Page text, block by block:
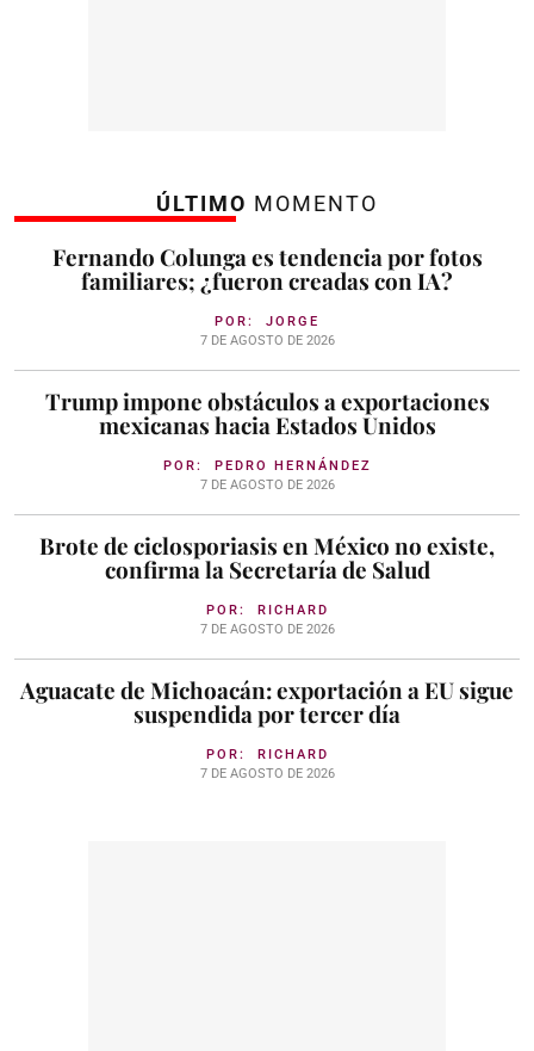
ÚLTIMO MOMENTO
Fernando Colunga es tendencia por fotos
familiares; ¿fueron creadas con IA?
POR: JORGE
7 DE AGOSTO DE 2026
Trump impone obstáculos a exportaciones
mexicanas hacia Estados Unidos
POR: PEDRO HERNÁNDEZ
7 DE AGOSTO DE 2026
Brote de ciclosporiasis en México no existe,
confirma la Secretaría de Salud
POR: RICHARD
7 DE AGOSTO DE 2026
Aguacate de Michoacán: exportación a EU sigue
suspendida por tercer día
POR: RICHARD
7 DE AGOSTO DE 2026